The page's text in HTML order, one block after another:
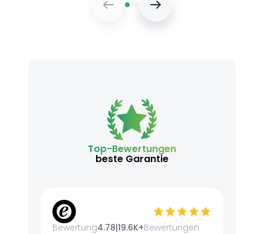
Top-Bewertungen
beste Garantie
Bewertung4.78|19.6K+Bewertungen